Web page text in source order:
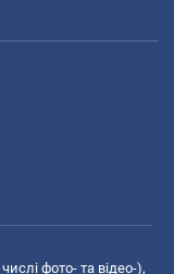
фото- та відео-),